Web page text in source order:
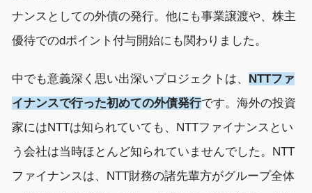
ナンスとしての外債の発行。他にも事業譲渡や、株主
優待でのdポイント付与開始にも関わりました。
中でも意義深く思い出深いプロジェクトは、
NTTファ
イナンスで行った初めての外債発行です。海外の投資
家にはNTTは知られていても、NTTファイナンスとい
う会社は当時ほとんど知られていませんでした。NTT
ファイナンスは、NTT財務の諸先輩方がグループ全体